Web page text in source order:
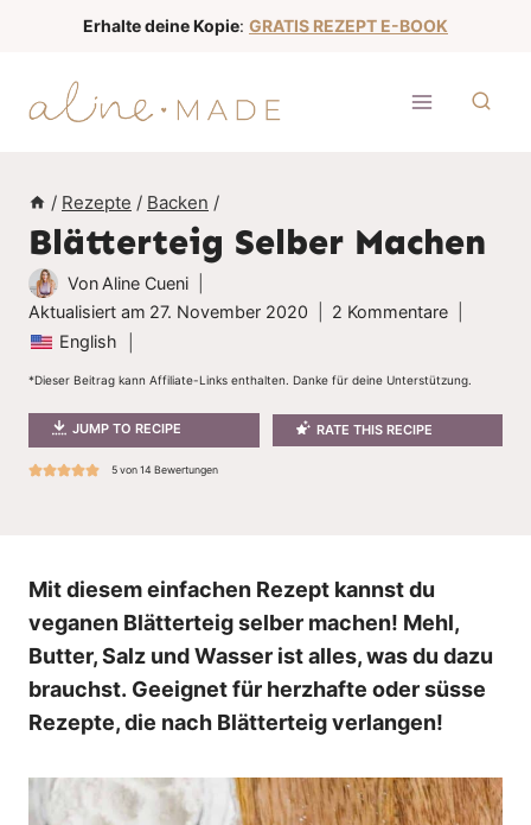
Erhalte deine Kopie: GRATIS REZEPT E-BOOK
/ Rezepte / Backen /
Blätterteig Selber Machen
Von Aline Cueni
Aktualisiert am 27. November 2020
2 Kommentare
English
*Dieser Beitrag kann Affiliate-Links enthalten. Danke für deine Unterstützung.
JUMP TO RECIPE RATE THIS RECIPE
5von14 Bewertungen
Mit diesem einfachen Rezept kannst du
veganen Blätterteig selber machen! Mehl,
Butter, Salz und Wasser ist alles, was du dazu
brauchst. Geeignet für herzhafte oder süsse
Rezepte, die nach Blätterteig verlangen!